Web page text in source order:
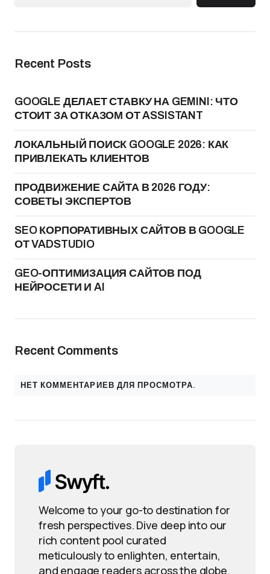
Recent Posts
GOOGLE ДЕЛАЕТ СТАВКУ НА GEMINI: ЧТО
СТОИТ ЗА ОТКАЗОМ ОТ ASSISTANT
ЛОКАЛЬНЫЙ ПОИСК GOOGLE 2026: КАК
ПРИВЛЕКАТЬ КЛИЕНТОВ
ПРОДВИЖЕНИЕ САЙТА В 2026 ГОДУ:
СОВЕТЫ ЭКСПЕРТОВ
SEO КОРПОРАТИВНЫХ САЙТОВ В GOOGLE
ОТ VADSTUDIO
GEO-ОПТИМИЗАЦИЯ САЙТОВ ПОД
НЕЙРОСЕТИ И AI
Recent Comments
НЕТ КОММЕНТАРИЕВ ДЛЯ ПРОСМОТРА.
Welcome to your go-to destination for
fresh perspectives. Dive deep into our
rich content pool curated
meticulously to enlighten, entertain,
and engage readers across the globe.